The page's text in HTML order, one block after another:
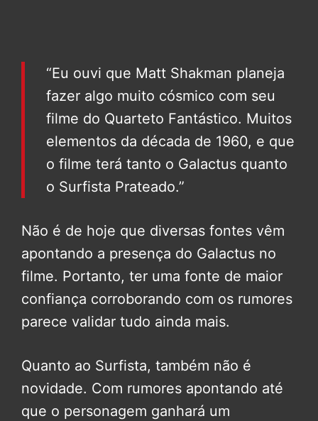
“Eu ouvi que Matt Shakman planeja
fazer algo muito cósmico com seu
filme do Quarteto Fantástico. Muitos
elementos da década de 1960, e que
o filme terá tanto o Galactus quanto
o Surfista Prateado.”
Não é de hoje que diversas fontes vêm
apontando a presença do Galactus no
filme. Portanto, ter uma fonte de maior
confiança corroborando com os rumores
parece validar tudo ainda mais.
Quanto ao Surfista, também não é
novidade. Com rumores apontando até
que o personagem ganhará um